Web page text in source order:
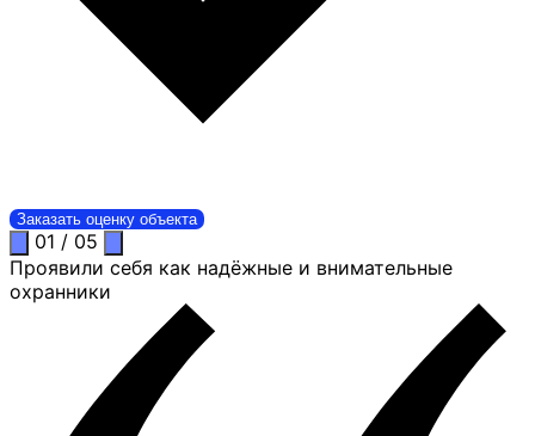
Заказать оценку объекта
01 / 05
Проявили себя как надёжные и внимательные
охранники